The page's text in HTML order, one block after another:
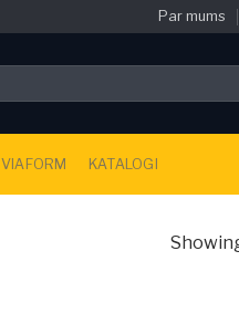
Par mums
VIAFORM KATALOGI